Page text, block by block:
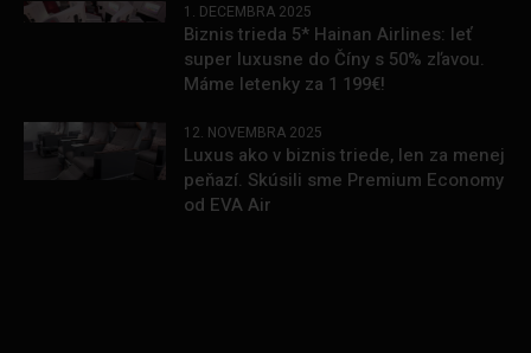
1. DECEMBRA 2025
Biznis trieda 5* Hainan Airlines: leť
super luxusne do Číny s 50% zľavou.
Máme letenky za 1 199€!
12. NOVEMBRA 2025
Luxus ako v biznis triede, len za menej
peňazí. Skúsili sme Premium Economy
od EVA Air